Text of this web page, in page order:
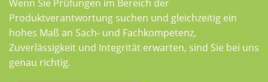
Wenn Sie Prüfungen im Bereich der
Produktverantwortung suchen und gleichzeitig ein
hohes Maß an Sach- und Fachkompetenz,
Zuverlässigkeit und Integrität erwarten, sind Sie bei uns
genau richtig.